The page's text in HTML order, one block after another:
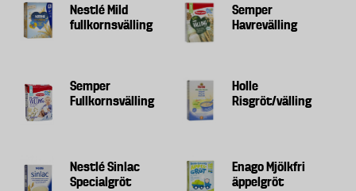
Nestlé Mild
fullkornsvälling
Semper
Havrevälling
Semper
Fullkornsvälling
Holle
Risgröt/välling
Nestlé Sinlac
Specialgröt
Enago Mjölkfri
äppelgröt